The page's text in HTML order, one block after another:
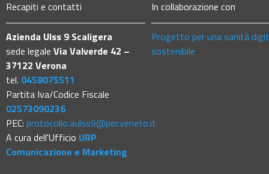
Recapiti e contatti
Azienda Ulss 9 Scaligera
sede legale Via Valverde 42 –
37122 Verona
tel. 0458075511
Partita Iva/Codice Fiscale
02573090236
PEC: protocollo.aulss9@pecveneto.it
A cura dell'Ufficio URP
Comunicazione e Marketing
In collaborazione con
Progetto per una sanità
sostenibile